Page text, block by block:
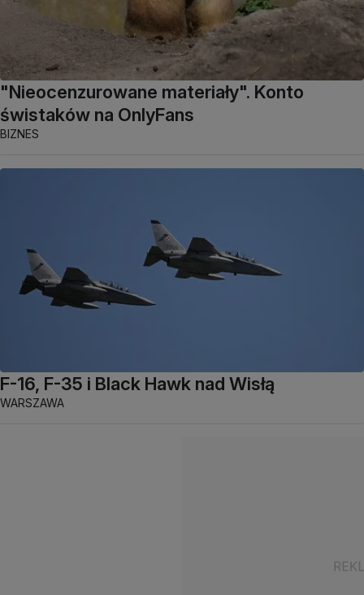
"Nieocenzurowane materiały". Konto
świstaków na OnlyFans
BIZNES
F-16, F-35 i Black Hawk nad Wisłą
WARSZAWA